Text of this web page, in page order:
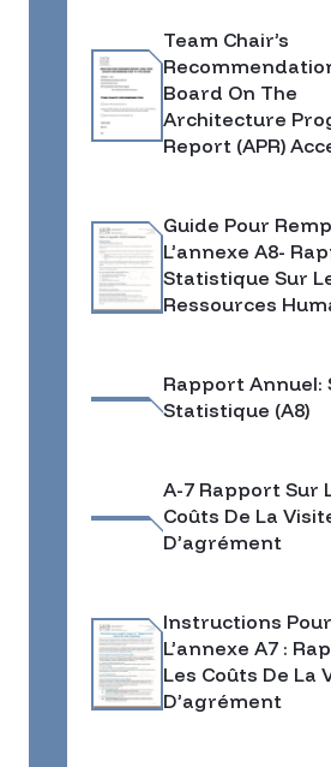
Team Chair’s
Board On The
Architecture
Report (APR)
Guide Pour
L’annexe A8-
Statistique Sur
Ressources
Rapport Annuel:
Statistique (A8)
A-7 Rapport Sur
Coûts De La
D’agrément
Instructions
L’annexe A7 :
Les Coûts De La
D’agrément